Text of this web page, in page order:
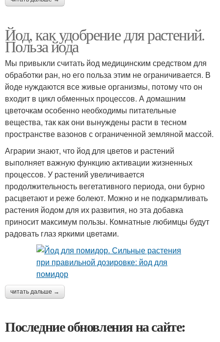
Йод, как удобрение для растений.
Польза йода
Мы привыкли считать йод медицинским средством для
обработки ран, но его польза этим не ограничивается. В
йоде нуждаются все живые организмы, потому что он
входит в цикл обменных процессов. А домашним
цветочкам особенно необходимы питательные
вещества, так как они вынуждены расти в тесном
пространстве вазонов с ограниченной земляной массой.
Аграрии знают, что йод для цветов и растений
выполняет важную функцию активации жизненных
процессов. У растений увеличивается
продолжительность вегетативного периода, они бурно
расцветают и реже болеют. Можно и не подкармливать
растения йодом для их развития, но эта добавка
приносит максимум пользы. Комнатные любимцы будут
радовать глаз яркими цветами.
читать дальше →
Последние обновления на сайте: